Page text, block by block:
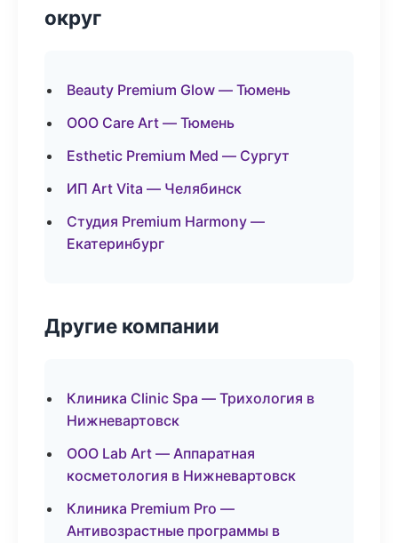
округ
Beauty Premium Glow — Тюмень
ООО Care Art — Тюмень
Esthetic Premium Med — Сургут
ИП Art Vita — Челябинск
Студия Premium Harmony —
Екатеринбург
Другие компании
Клиника Clinic Spa — Трихология в
Нижневартовск
ООО Lab Art — Аппаратная
косметология в Нижневартовск
Клиника Premium Pro —
Антивозрастные программы в